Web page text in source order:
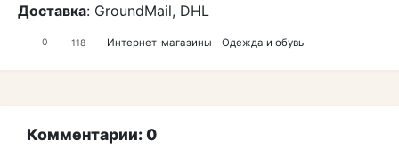
Доставка: GroundMail, DHL
0 118 Интернет-магазины Одежда и обувь
Комментарии: 0